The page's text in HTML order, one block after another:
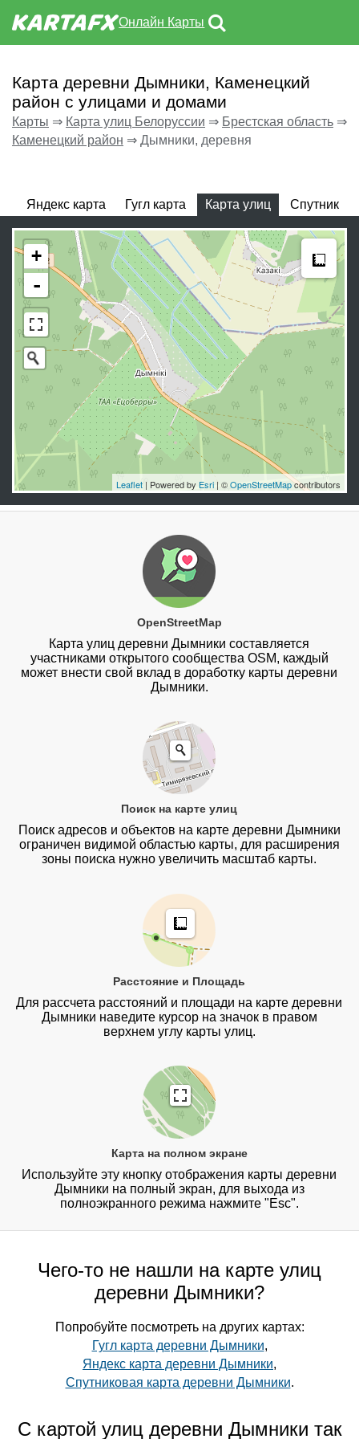
Онлайн Карты
Карта деревни Дымники, Каменецкий
район с улицами и домами
Карты ⇒ Карта улиц Белоруссии ⇒ Брестская область ⇒
Каменецкий район ⇒ Дымники, деревня
Яндекс карта Гугл карта Карта улиц Спутник
+
-
Leaflet | Powered by Esri | ©OpenStreetMapcontributors
OpenStreetMap
Карта улиц деревни Дымники составляется
участниками открытого сообщества OSM, каждый
может внести свой вклад в доработку карты деревни
Дымники.
Поиск на карте улиц
Поиск адресов и объектов на карте деревни Дымники
ограничен видимой областью карты, для расширения
зоны поиска нужно увеличить масштаб карты.
Расстояние и Площадь
Для рассчета расстояний и площади на карте деревни
Дымники наведите курсор на значок в правом
верхнем углу карты улиц.
Карта на полном экране
Используйте эту кнопку отображения карты деревни
Дымники на полный экран, для выхода из
полноэкранного режима нажмите "Esc".
Чего-то не нашли на карте улиц
деревни Дымники?
Попробуйте посмотреть на других картах:
Гугл карта деревни Дымники,
Яндекс карта деревни Дымники,
Спутниковая карта деревни Дымники.
С картой улиц деревни Дымники так